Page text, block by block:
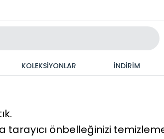
KOLEKSİYONLAR İNDİRİM
tarayıcı önbelleğinizi